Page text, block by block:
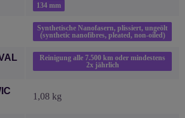
134 mm
Synthetische Nanofasern, plissiert, ungeölt
(synthetic nanofibres, pleated, non-oiled)
Reinigung alle 7.500 km oder mindestens
2x jährlich
1,08 kg